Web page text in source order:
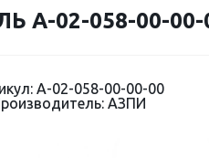
А-02-058-00-00-
А-02-058-00-00-00
АЗПИ